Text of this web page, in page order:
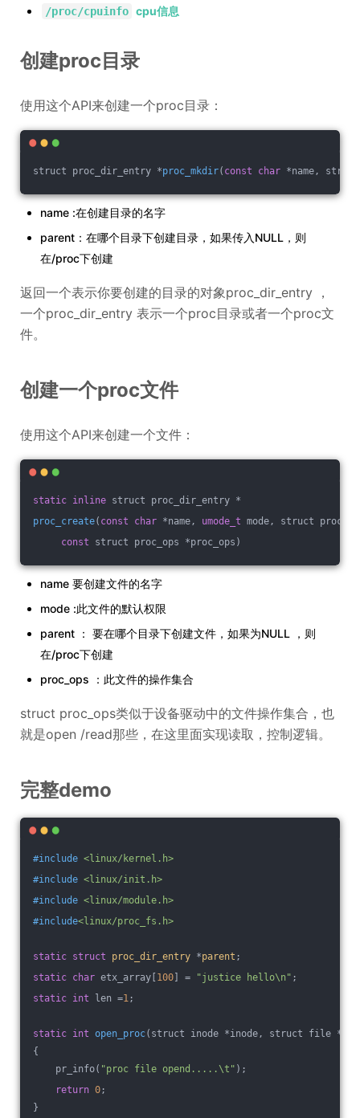
/proc/cpuinfo cpu信息
创建proc目录
使用这个API来创建一个proc目录：
struct proc_dir_entry *proc_mkdir( const char *name,
name :在创建目录的名字
parent：在哪个目录下创建目录，如果传入NULL，则
在/proc下创建
返回一个表示你要创建的目录的对象proc_dir_entry ，
一个proc_dir_entry 表示一个proc目录或者一个proc文
件。
创建一个proc文件
使用这个API来创建一个文件：
static inline struct proc_dir_entry *
proc_create( const char *name, umode_t mode, struct
const struct proc_ops *proc_ops)
name 要创建文件的名字
mode :此文件的默认权限
parent ： 要在哪个目录下创建文件，如果为NULL ，则
在/proc下创建
proc_ops ：此文件的操作集合
struct proc_ops类似于设备驱动中的文件操作集合，也
就是open /read那些，在这里面实现读取，控制逻辑。
完整demo
#include <linux/kernel.h>
#include <linux/init.h>
#include <linux/module.h>
#include<linux/proc_fs.h>
static struct proc_dir_entry *parent ;
static char etx_array[ 100 ] = "justice hello\n" ;
static int len =1;
static int open_proc(struct inode *inode, struct file
{
pr_info( "proc file opend.....\t" );
return 0;
}